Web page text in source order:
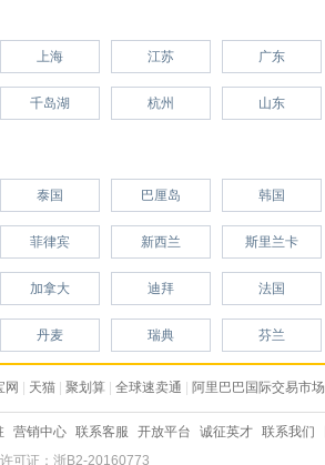
上海 江苏 广东
千岛湖 杭州 山东
泰国 巴厘岛 韩国
菲律宾 新西兰 斯里兰卡
加拿大 迪拜 法国
丹麦 瑞典 芬兰
网 天猫 聚划算 全球速卖通 阿里巴巴国际交易市场
营销中心 联系客服 开放平台 诚征英才 联系我们
可证：浙B2-20160773